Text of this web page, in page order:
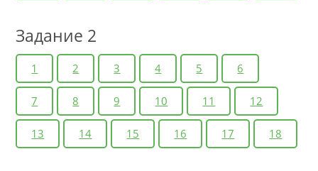
Задание 2
1 2 3 4 5 6
7 8 9 10 11 12
13 14 15 16 17 18